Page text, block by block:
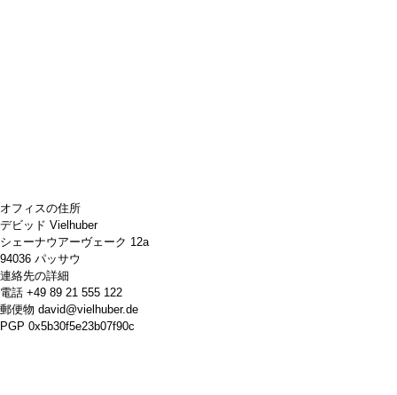
オフィスの住所
デビッド Vielhuber
シェーナウアーヴェーク 12a
94036 パッサウ
連絡先の詳細
電話 +49 89 21 555 122
郵便物 david@vielhuber.de
PGP 0x5b30f5e23b07f90c